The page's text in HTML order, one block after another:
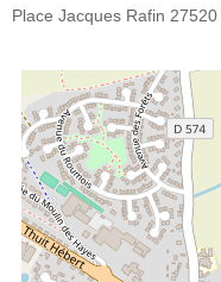
Place Jacques Rafin 27520